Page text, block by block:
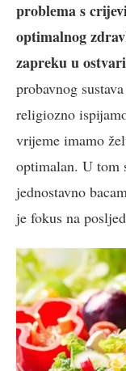
problema s
optimalnog
zapreku u
probavnog
religiozno
vrijeme imamo
optimalan. U tom
jednostavno
je fokus na